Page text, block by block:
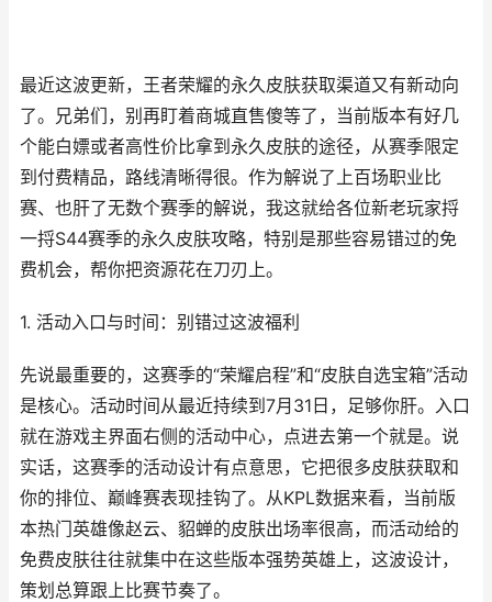
最近这波更新，王者荣耀的永久皮肤获取渠道又有新动向
了。兄弟们，别再盯着商城直售傻等了，当前版本有好几
个能白嫖或者高性价比拿到永久皮肤的途径，从赛季限定
到付费精品，路线清晰得很。作为解说了上百场职业比
赛、也肝了无数个赛季的解说，我这就给各位新老玩家捋
一捋S44赛季的永久皮肤攻略，特别是那些容易错过的免
费机会，帮你把资源花在刀刃上。
1. 活动入口与时间：别错过这波福利
先说最重要的，这赛季的“荣耀启程”和“皮肤自选宝箱”活动
是核心。活动时间从最近持续到7月31日，足够你肝。入口
就在游戏主界面右侧的活动中心，点进去第一个就是。说
实话，这赛季的活动设计有点意思，它把很多皮肤获取和
你的排位、巅峰赛表现挂钩了。从KPL数据来看，当前版
本热门英雄像赵云、貂蝉的皮肤出场率很高，而活动给的
免费皮肤往往就集中在这些版本强势英雄上，这波设计，
策划总算跟上比赛节奏了。